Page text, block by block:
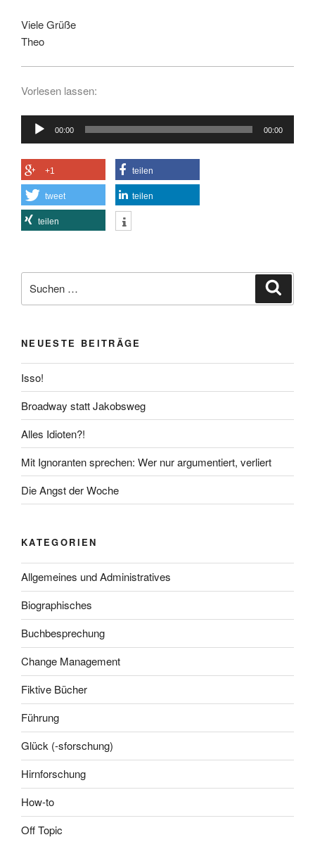
Viele Grüße
Theo
Vorlesen lassen:
Audio-
00:00 00:00
+1 teilen
tweet teilen
teilen
nach:
NEUESTE BEITRÄGE
Isso!
Broadway statt Jakobsweg
Alles Idioten?!
Mit Ignoranten sprechen: Wer nur argumentiert, verliert
Die Angst der Woche
KATEGORIEN
Allgemeines und Administratives
Biographisches
Buchbesprechung
Change Management
Fiktive Bücher
Führung
Glück (-sforschung)
Hirnforschung
How-to
Off Topic